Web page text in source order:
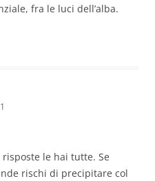
fra le luci dell’alba.
le hai tutte. Se
rischi di precipitare col